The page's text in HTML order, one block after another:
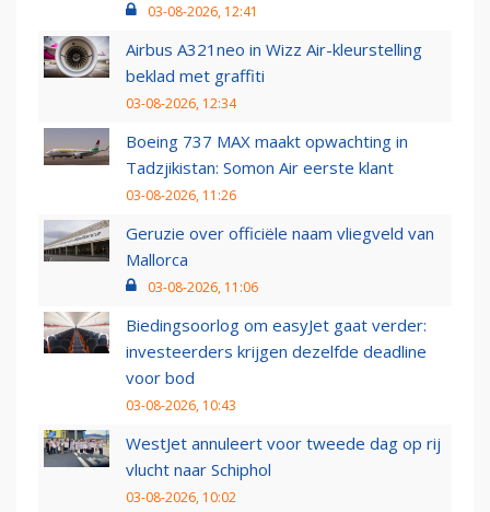
03-08-2026, 12:41
Airbus A321neo in Wizz Air-kleurstelling
beklad met graffiti
03-08-2026, 12:34
Boeing 737 MAX maakt opwachting in
Tadzjikistan: Somon Air eerste klant
03-08-2026, 11:26
Geruzie over officiële naam vliegveld van
Mallorca
03-08-2026, 11:06
Biedingsoorlog om easyJet gaat verder:
investeerders krijgen dezelfde deadline
voor bod
03-08-2026, 10:43
WestJet annuleert voor tweede dag op rij
vlucht naar Schiphol
03-08-2026, 10:02